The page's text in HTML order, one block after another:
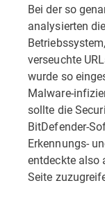
Bei der so
analysierten
verseuchte
wurde so
Malware-
sollte die
BitDefender-
Erkennungs-
entdeckte also
Seite